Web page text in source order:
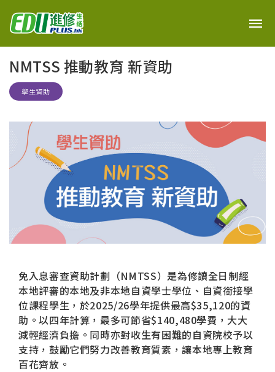
NMTSS 推動教育 新資助
學生資助
免入息審查資助計劃（NMTSS）是為修讀全日制經
本地評審的本地及非本地自資學士學位、自資銜接學
位課程學生，於2025/26學年提供最高$35,120的資
助。以四年計算，最多可節省$140,480學費，大大
減輕經濟負擔。同時亦對收生有困難的自資院校予以
支持，鼓勵它們努力改善教育質素，讓本地專上教育
百花齊放。